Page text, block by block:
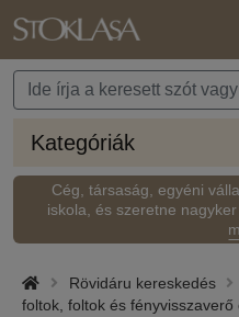
Kategóriák
Cég, társaság, egyéni
iskola, és szeretne
Rövidáru kereskedés
foltok, foltok és fényvisszaverő